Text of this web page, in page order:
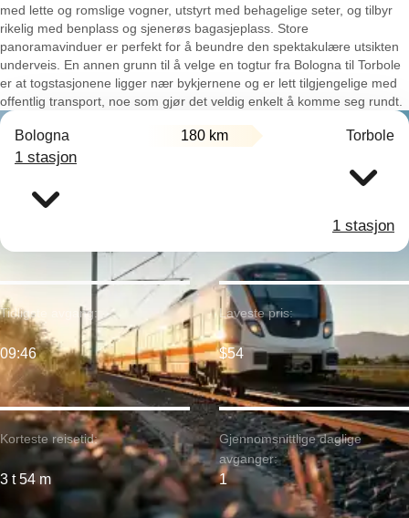
med lette og romslige vogner, utstyrt med behagelige seter, og tilbyr
rikelig med benplass og sjenerøs bagasjeplass. Store
panoramavinduer er perfekt for å beundre den spektakulære utsikten
underveis. En annen grunn til å velge en togtur fra Bologna til Torbole
er at togstasjonene ligger nær bykjernene og er lett tilgjengelige med
offentlig transport, noe som gjør det veldig enkelt å komme seg rundt.
Bologna 180 km Torbole
1 stasjon
1 stasjon
Korteste reisetid:
3 t 54 m
Tidligste avgang:
09:46
Laveste pris:
$54
Gjennomsnittlige daglige
avganger:
1